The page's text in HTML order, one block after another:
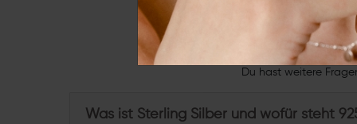
Du hast weitere
Was ist Sterling Silber und wofür steht